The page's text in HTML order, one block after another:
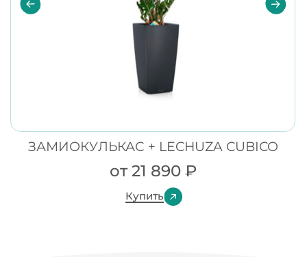
ЗАМИОКУЛЬКАС + LECHUZA CUBICO
от21 890 ₽
Купить